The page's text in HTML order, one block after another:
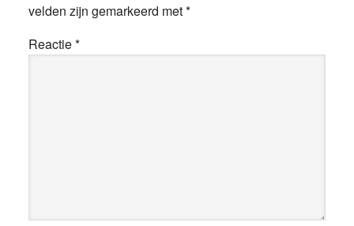
velden zijn gemarkeerd met*
Reactie*